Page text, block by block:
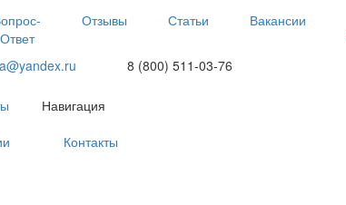
Ответ
Отзывы Статьи
Вакансии
8 (800) 511-03-76
Навигация
Контакты